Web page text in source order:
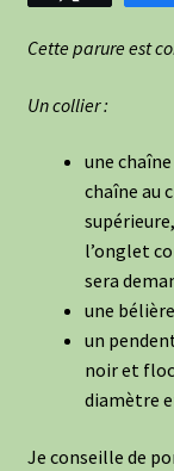
Cette parure est
Un collier :
une
chaîne au
l’onglet
sera
une
un
noir et
diamètre
Je conseille de